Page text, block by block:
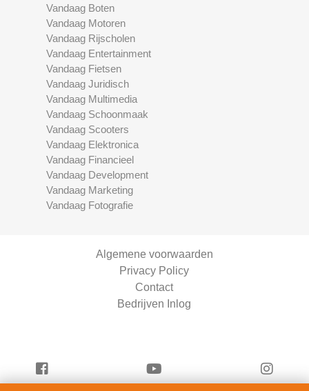
Vandaag Boten
Vandaag Motoren
Vandaag Rijscholen
Vandaag Entertainment
Vandaag Fietsen
Vandaag Juridisch
Vandaag Multimedia
Vandaag Schoonmaak
Vandaag Scooters
Vandaag Elektronica
Vandaag Financieel
Vandaag Development
Vandaag Marketing
Vandaag Fotografie
Algemene voorwaarden
Privacy Policy
Contact
Bedrijven Inlog